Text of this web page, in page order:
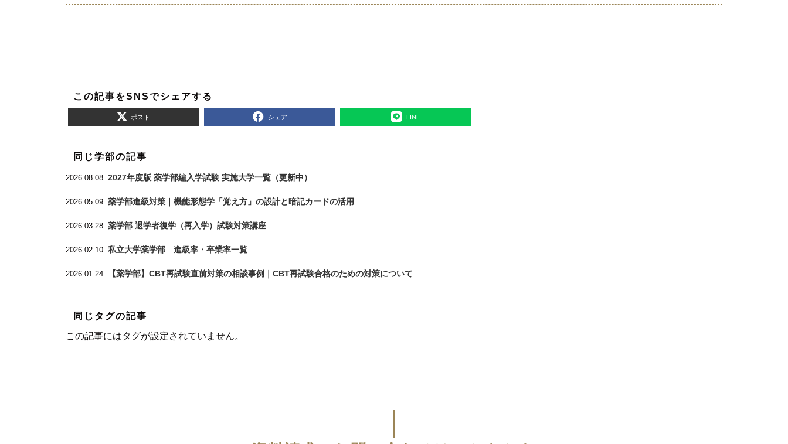
この記事をSNSでシェアする
ポスト シェア LINE
同じ学部の記事
2026.08.08 2027年度版 薬学部編入学試験 実施大学一覧（更新中）
2026.05.09 薬学部進級対策｜機能形態学「覚え方」の設計と暗記カードの活用
2026.03.28 薬学部 退学者復学（再入学）試験対策講座
2026.02.10 私立大学薬学部 進級率・卒業率一覧
2026.01.24 【薬学部】CBT再試験直前対策の相談事例｜CBT再試験合格のための対策について
同じタグの記事
この記事にはタグが設定されていません。